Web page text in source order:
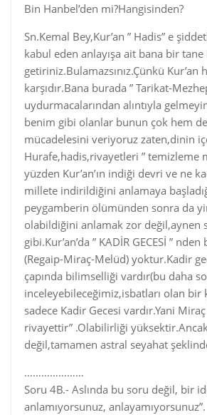
Bin Hanbel’den mi?Hangisinden?
Sn.Kemal Bey,Kur’an ” Hadis” e
kabul eden anlayışa ait bana bir tane
getiriniz.Bulamazsınız.Çünkü Kur’an
karşıdır.Bana burada ” Tarikat-
uydurmacalarından alıntıyla
benim gibi olanlar bunun çok hem
mücadelesini veriyoruz zaten,dinin
Hurafe,hadis,rivayetleri ” temizleme
yüzden Kur’an’ın indiği devri ve ne
millete indirildiğini anlamaya
peygamberin ölümünden sonra da
olabildiğini anlamak zor değil,aynen
gibi.Kur’an’da ” KADİR GECESİ ”
(Regaip-Miraç-Melüd) yoktur.Kadir
çapında bilimselliği vardır(bu daha
inceleyebileceğimiz,isbatları olan bir
sadece Kadir Gecesi vardır.Yani
rivayettir” .Olabilirliği
değil,tamamen astral seyahat
…………………
Soru 4B.- Aslında bu soru değil, bir
anlamıyorsunuz, anlayamıyorsunuz”.